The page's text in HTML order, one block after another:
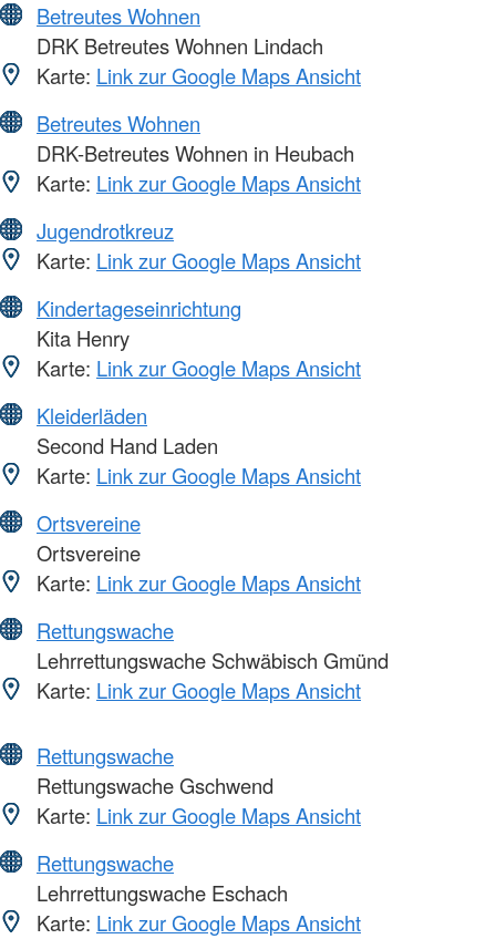
Betreutes Wohnen
DRK Betreutes Wohnen Lindach
Karte: Link zur Google Maps Ansicht
Betreutes Wohnen
DRK-Betreutes Wohnen in Heubach
Karte: Link zur Google Maps Ansicht
Jugendrotkreuz
Karte: Link zur Google Maps Ansicht
Kindertageseinrichtung
Kita Henry
Karte: Link zur Google Maps Ansicht
Kleiderläden
Second Hand Laden
Karte: Link zur Google Maps Ansicht
Ortsvereine
Ortsvereine
Karte: Link zur Google Maps Ansicht
Rettungswache
Lehrrettungswache Schwäbisch Gmünd
Karte: Link zur Google Maps Ansicht
Rettungswache
Rettungswache Gschwend
Karte: Link zur Google Maps Ansicht
Rettungswache
Lehrrettungswache Eschach
Karte: Link zur Google Maps Ansicht